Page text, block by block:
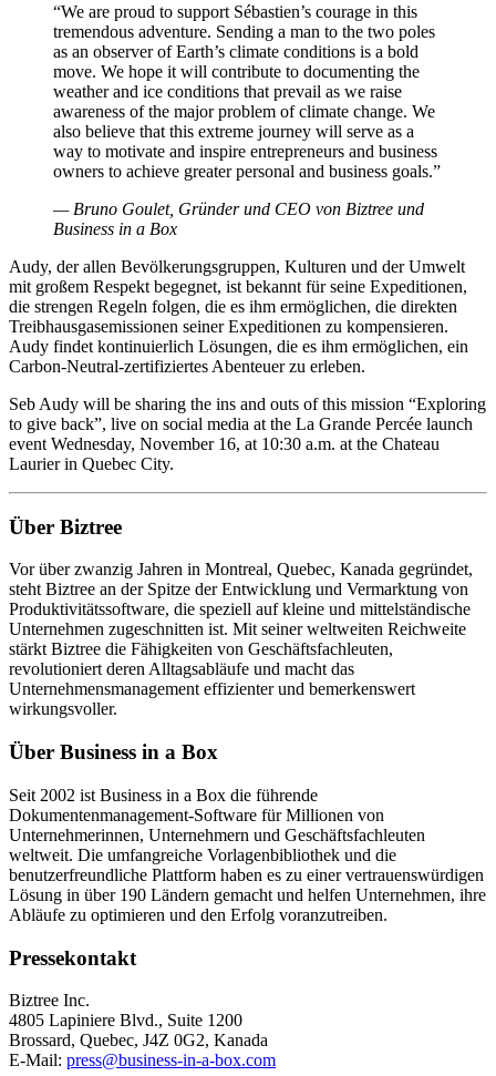
“We are proud to support Sébastien’s courage in this
tremendous adventure. Sending a man to the two poles
as an observer of Earth’s climate conditions is a bold
move. We hope it will contribute to documenting the
weather and ice conditions that prevail as we raise
awareness of the major problem of climate change. We
also believe that this extreme journey will serve as a
way to motivate and inspire entrepreneurs and business
owners to achieve greater personal and business goals.”
— Bruno Goulet, Gründer und CEO von Biztree und
Business in a Box
Audy, der allen Bevölkerungsgruppen, Kulturen und der Umwelt
mit großem Respekt begegnet, ist bekannt für seine Expeditionen,
die strengen Regeln folgen, die es ihm ermöglichen, die direkten
Treibhausgasemissionen seiner Expeditionen zu kompensieren.
Audy findet kontinuierlich Lösungen, die es ihm ermöglichen, ein
Carbon-Neutral-zertifiziertes Abenteuer zu erleben.
Seb Audy will be sharing the ins and outs of this mission “Exploring
to give back”, live on social media at the La Grande Percée launch
event Wednesday, November 16, at 10:30 a.m. at the Chateau
Laurier in Quebec City.
Über Biztree
Vor über zwanzig Jahren in Montreal, Quebec, Kanada gegründet,
steht Biztree an der Spitze der Entwicklung und Vermarktung von
Produktivitätssoftware, die speziell auf kleine und mittelständische
Unternehmen zugeschnitten ist. Mit seiner weltweiten Reichweite
stärkt Biztree die Fähigkeiten von Geschäftsfachleuten,
revolutioniert deren Alltagsabläufe und macht das
Unternehmensmanagement effizienter und bemerkenswert
wirkungsvoller.
Über Business in a Box
Seit 2002 ist Business in a Box die führende
Dokumentenmanagement-Software für Millionen von
Unternehmerinnen, Unternehmern und Geschäftsfachleuten
weltweit. Die umfangreiche Vorlagenbibliothek und die
benutzerfreundliche Plattform haben es zu einer vertrauenswürdigen
Lösung in über 190 Ländern gemacht und helfen Unternehmen, ihre
Abläufe zu optimieren und den Erfolg voranzutreiben.
Pressekontakt
Biztree Inc.
4805 Lapiniere Blvd., Suite 1200
Brossard, Quebec, J4Z 0G2, Kanada
E-Mail: press@business-in-a-box.com